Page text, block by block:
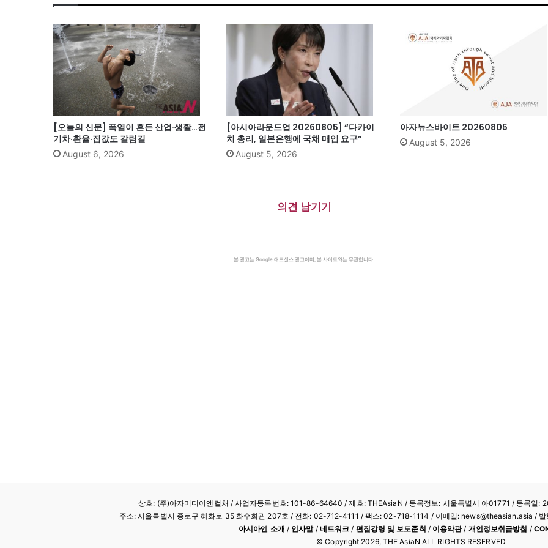
[오늘의 신문] 폭염이 흔든 산업·생활…전
기차·환율·집값도 갈림길
August 6, 2026
[아시아라운드업 20260805] “다카이
치 총리, 일본은행에 국채 매입 요구”
August 5, 2026
아자뉴스바이트 20260805
August 5, 2026
의견 남기기
본 광고는 Google 애드센스 광고이며, 본 사이트와는 무관합니다.
상호: (주)아자미디어앤컬처 /사업자등록번호: 101-86-64640 / 제호: THEAsiaN / 등록정보: 서울특별시 아01771 / 등록일:
주소: 서울특별시 종로구 혜화로 35 화수회관 207호 / 전화: 02-712-4111 / 팩스: 02-718-1114 / 이메일: news@theasian.asia / 발
아시아엔 소개 / 인사말/ 네트워크 / 편집강령 및 보도준칙 / 이용약관/ 개인정보취급방침 /
© Copyright 2026, THE AsiaN ALL RIGHTS RESERVED